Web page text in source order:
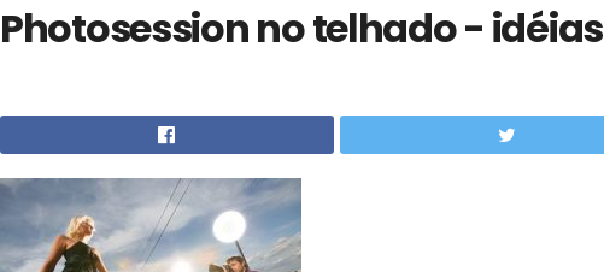
Photosession no telhado - idéias